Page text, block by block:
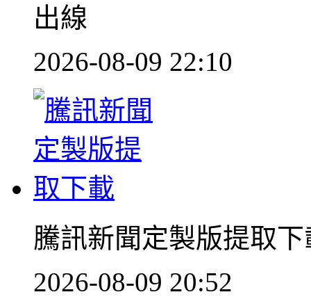
出線
2026-08-09 22:10
騰訊新聞定製版提取下
2026-08-09 20:52